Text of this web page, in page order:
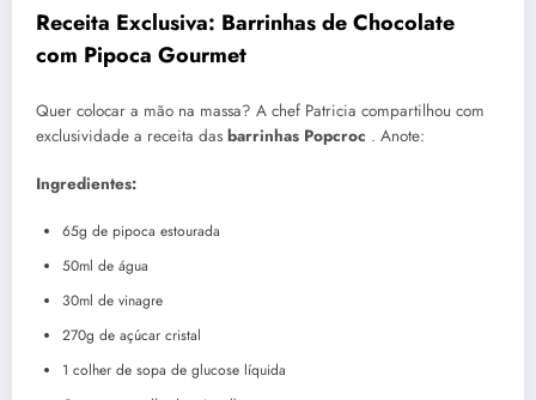
Receita Exclusiva: Barrinhas de Chocolate
com Pipoca Gourmet
Quer colocar a mão na massa? A chef Patricia compartilhou com
exclusividade a receita das barrinhas Popcroc . Anote:
Ingredientes:
65g de pipoca estourada
50ml de água
30ml de vinagre
270g de açúcar cristal
1 colher de sopa de glucose líquida